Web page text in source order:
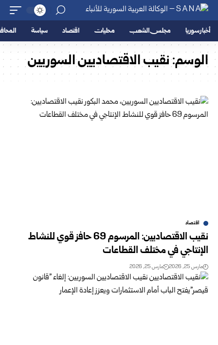
أخبار سوريا مجلس الشعب محليات اقتصاد سياسة
الوسم:نقيب الاقتصاديين السوريين
اقتصاد
نقيب الاقتصاديين: المرسوم 69 حافز قوي للنشاط
الإنتاجي في مختلف القطاعات
مارس 25, 2026 مارس 25, 2026